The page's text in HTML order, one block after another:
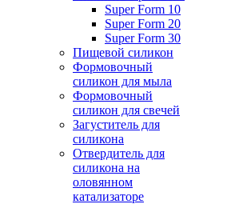
Super Form 10
Super Form 20
Super Form 30
Пищевой силикон
Формовочный
силикон для мыла
Формовочный
силикон для свечей
Загуститель для
силикона
Отвердитель для
силикона на
оловянном
катализаторе